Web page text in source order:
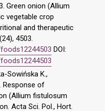
Green onion (Allium
vegetable crop
and therapeutic
4503.
DOI:
Sowińska K.,
Response of
(Allium fistulosum
Acta Sci. Pol., Hort.